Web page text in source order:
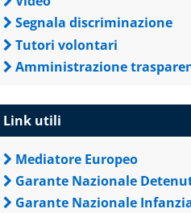
Segnala discriminazione
Tutori volontari
Amministrazione
Link utili
Mediatore Europeo
Garante Nazionale
Garante Nazionale